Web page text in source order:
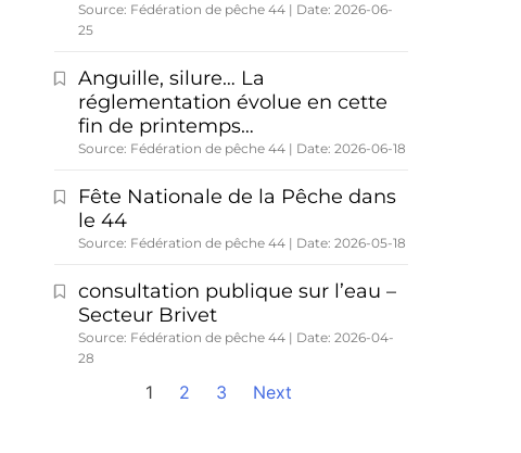
Source: Fédération de pêche 44
Date: 2026-06-
25
Anguille, silure… La
réglementation évolue en cette
fin de printemps…
Source: Fédération de pêche 44 Date: 2026-06-18
Fête Nationale de la Pêche dans
le 44
Source: Fédération de pêche 44 Date: 2026-05-18
consultation publique sur l’eau –
Secteur Brivet
Source: Fédération de pêche 44
Date: 2026-04-
28
1 2 3 Next